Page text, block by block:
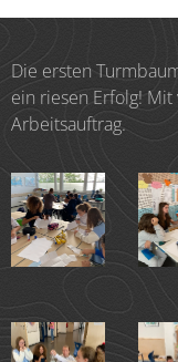
Die ersten
ein riesen Erfolg!
Arbeitsauftrag.